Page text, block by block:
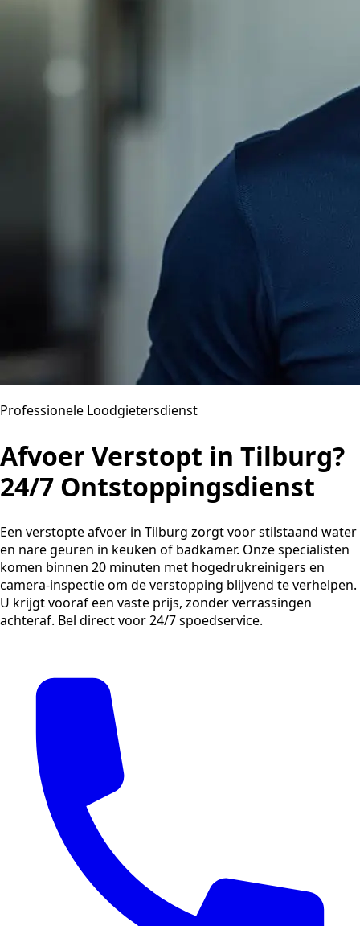
Professionele Loodgietersdienst
Afvoer Verstopt in Tilburg?
24/7 Ontstoppingsdienst
Een verstopte afvoer in Tilburg zorgt voor stilstaand water
en nare geuren in keuken of badkamer. Onze specialisten
komen binnen 20 minuten met hogedrukreinigers en
camera-inspectie om de verstopping blijvend te verhelpen.
U krijgt vooraf een vaste prijs, zonder verrassingen
achteraf. Bel direct voor 24/7 spoedservice.